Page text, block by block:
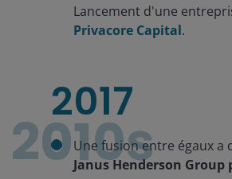
Lancement d'une
Privacore Capital.
2010s
2017
Une fusion entre égaux a
Janus Henderson Group